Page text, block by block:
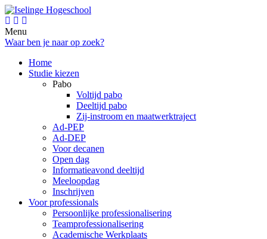
Menu
Waar ben je naar op zoek?
Home
Studie kiezen
Pabo
Voltijd pabo
Deeltijd pabo
Zij-instroom en maatwerktraject
Ad-PEP
Ad-DEP
Voor decanen
Open dag
Informatieavond deeltijd
Meeloopdag
Inschrijven
Voor professionals
Persoonlijke professionalisering
Teamprofessionalisering
Academische Werkplaats